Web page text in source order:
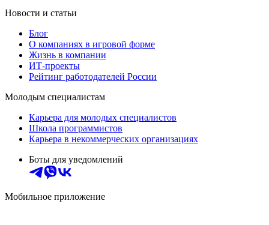
Новости и статьи
Блог
О компаниях в игровой форме
Жизнь в компании
ИТ-проекты
Рейтинг работодателей России
Молодым специалистам
Карьера для молодых специалистов
Школа программистов
Карьера в некоммерческих организациях
Боты для уведомлений
Мобильное приложение